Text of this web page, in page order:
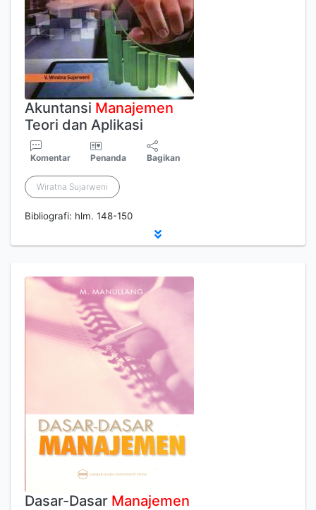
Akuntansi Manajemen
Teori dan Aplikasi
Komentar Penanda Bagikan
Wiratna Sujarweni
Bibliografi: hlm. 148-150
Dasar-Dasar Manajemen